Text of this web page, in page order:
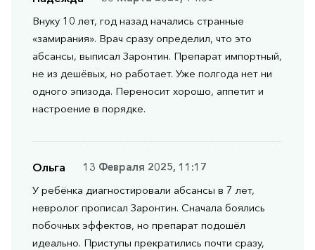
Внуку 10 лет, год назад начались странные
«замирания». Врач сразу определил, что это
абсансы, выписал Заронтин. Препарат импортный,
не из дешёвых, но работает. Уже полгода нет ни
одного эпизода. Переносит хорошо, аппетит и
настроение в порядке.
Ольга
13 Февраля 2025, 11:17
У ребёнка диагностировали абсансы в 7 лет,
невролог прописал Заронтин. Сначала боялись
побочных эффектов, но препарат подошёл
идеально. Приступы прекратились почти сразу,